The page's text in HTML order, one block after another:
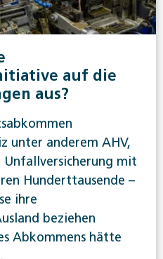
auf die
aus?
unter anderem AHV,
Unfallversicherung mit
Hunderttausende –
ihre
beziehen
Abkommens hätte